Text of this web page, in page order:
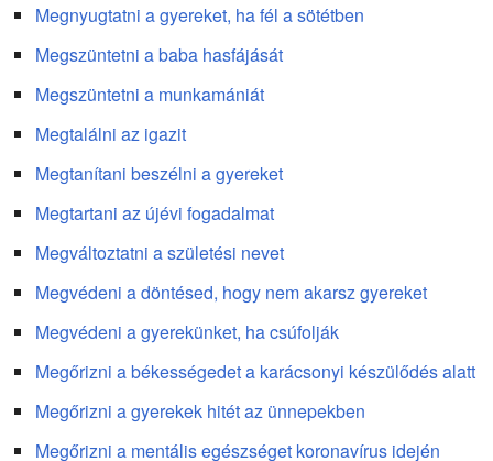
Megnyugtatni a gyereket, ha fél a sötétben
Megszüntetni a baba hasfájását
Megszüntetni a munkamániát
Megtalálni az igazit
Megtanítani beszélni a gyereket
Megtartani az újévi fogadalmat
Megváltoztatni a születési nevet
Megvédeni a döntésed, hogy nem akarsz gyereket
Megvédeni a gyerekünket, ha csúfolják
Megőrizni a békességedet a karácsonyi készülődés alatt
Megőrizni a gyerekek hitét az ünnepekben
Megőrizni a mentális egészséget koronavírus idején